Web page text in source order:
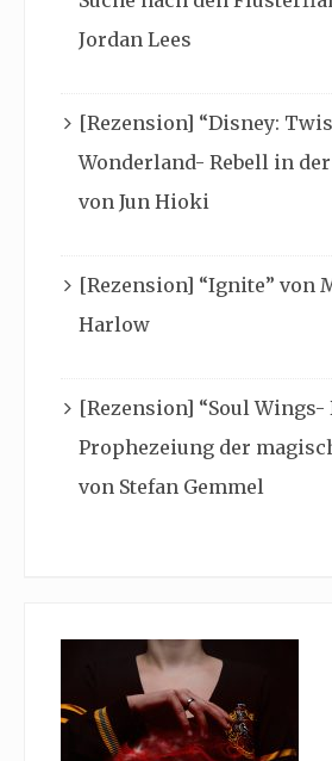
Jordan Lees
[Rezension] “Disney:
Wonderland- Rebell in
von Jun Hioki
[Rezension] “Ignite” von
Harlow
[Rezension] “Soul Wings-
Prophezeiung der
von Stefan Gemmel